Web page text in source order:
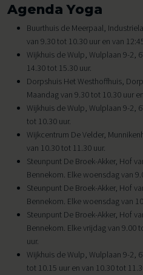
Agenda Yoga
Buurthuis de Meerpaal,
van 9.30 tot 10.30 uur en van
Wijkhuis de Wulp, Wulplaan 9-2,
14.30 tot 15.30 uur.
Dorpshuis Het Westhoffhuis,
Maandag van 9.30 tot 10.30 uur
Wijkhuis de Wulp, Wulplaan 9-2,
tot 10.30 uur.
Wijkcentrum De Velder,
van 10.30 tot 11.30 uur.
Steunpunt De Broek-Akker, Hof
Bennekom. Elke woensdag van
Steunpunt De Broek-Akker, Hof
Bennekom. Elke woensdag van
Steunpunt De Broek-Akker, Hof
Bennekom. Elke vrijdag van 9.00
uur.
Wijkhuis de Wulp, Wulplaan 9-2,
tot 10.15 uur en van 10.30 tot